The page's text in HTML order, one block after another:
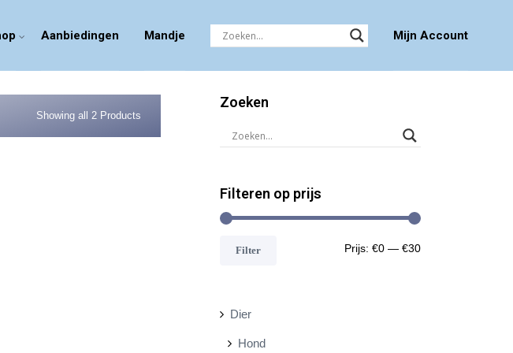
Aanbiedingen Mandje Mijn Account
Showing all 2 Products
Zoeken
Filteren op prijs
MM
Filter Prijs: €0 — €30
Dier
Hond